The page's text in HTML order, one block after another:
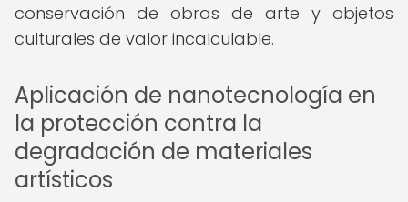
conservación de obras de arte y objetos
culturales de valor incalculable.
Aplicación de nanotecnología en
la protección contra la
degradación de materiales
artísticos